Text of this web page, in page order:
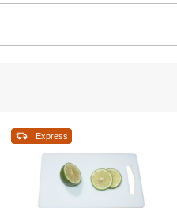
Express